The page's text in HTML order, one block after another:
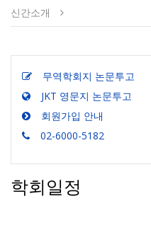
신간소개
무역학회지 논문투고
JKT 영문지 논문투고
회원가입 안내
02-6000-5182
학회일정